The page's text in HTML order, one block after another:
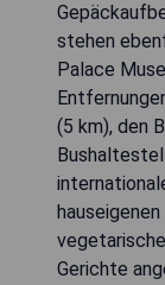
stehen
Palace
(5 km), den
Gerichte